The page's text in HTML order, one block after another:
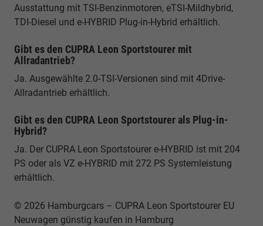
Ausstattung mit TSI-Benzinmotoren, eTSI-Mildhybrid,
TDI-Diesel und e-HYBRID Plug-in-Hybrid erhältlich.
Gibt es den CUPRA Leon Sportstourer mit
Allradantrieb?
Ja. Ausgewählte 2.0-TSI-Versionen sind mit 4Drive-
Allradantrieb erhältlich.
Gibt es den CUPRA Leon Sportstourer als Plug-in-
Hybrid?
Ja. Der CUPRA Leon Sportstourer e-HYBRID ist mit 204
PS oder als VZ e-HYBRID mit 272 PS Systemleistung
erhältlich.
© 2026 Hamburgcars – CUPRA Leon Sportstourer EU
Neuwagen günstig kaufen in Hamburg